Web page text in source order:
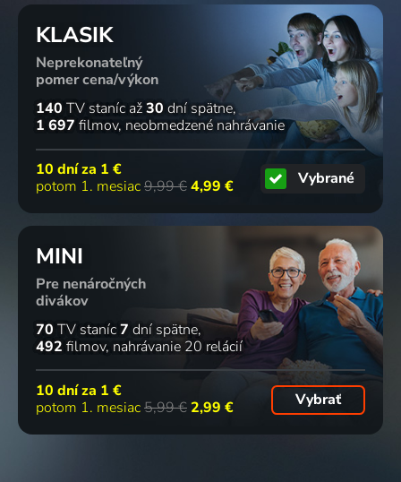
KLASIK
Neprekonateľný
pomer cena/výkon
140 TV staníc až30 dní spätne
1 697 filmov neobmedzené nahrávanie
10 dní za 1 €
potom 1. mesiac9,99 €4,99 € Vybrané
MINI
Pre nenáročných
divákov
70 TV staníc7 dní spätne
492 filmov nahrávanie 20 relácií
10 dní za 1 €
potom 1. mesiac5,99 € 2,99 € Vybrať